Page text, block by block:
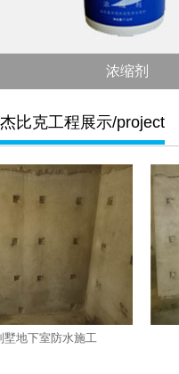
浓缩剂
杰比克工程展示/project
地下室防水施工